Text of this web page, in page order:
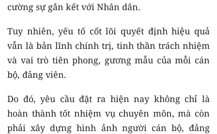
cường sự gắn kết với Nhân dân.
Tuy nhiên, yếu tố cốt lõi quyết định hiệu quả
vẫn là bản lĩnh chính trị, tinh thần trách nhiệm
và vai trò tiên phong, gương mẫu của mỗi cán
bộ, đảng viên.
Do đó, yêu cầu đặt ra hiện nay không chỉ là
hoàn thành tốt nhiệm vụ chuyên môn, mà còn
phải xây dựng hình ảnh người cán bộ, đảng